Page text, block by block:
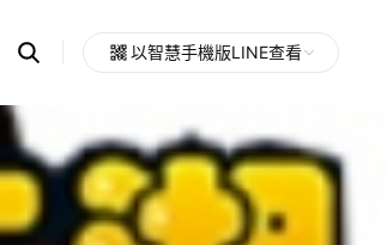
Search
OpenChats
messages
以智慧手機版LINE查看